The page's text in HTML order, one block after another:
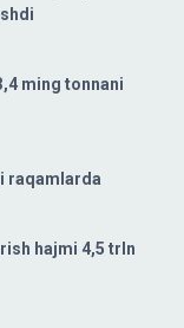
ming tonnani
raqamlarda
hajmi 4,5 trln